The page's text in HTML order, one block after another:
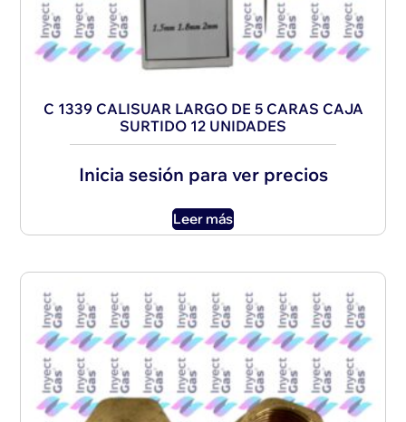
C 1339 CALISUAR LARGO DE 5 CARAS CAJA
SURTIDO 12 UNIDADES
Inicia sesión para ver precios
Leer más